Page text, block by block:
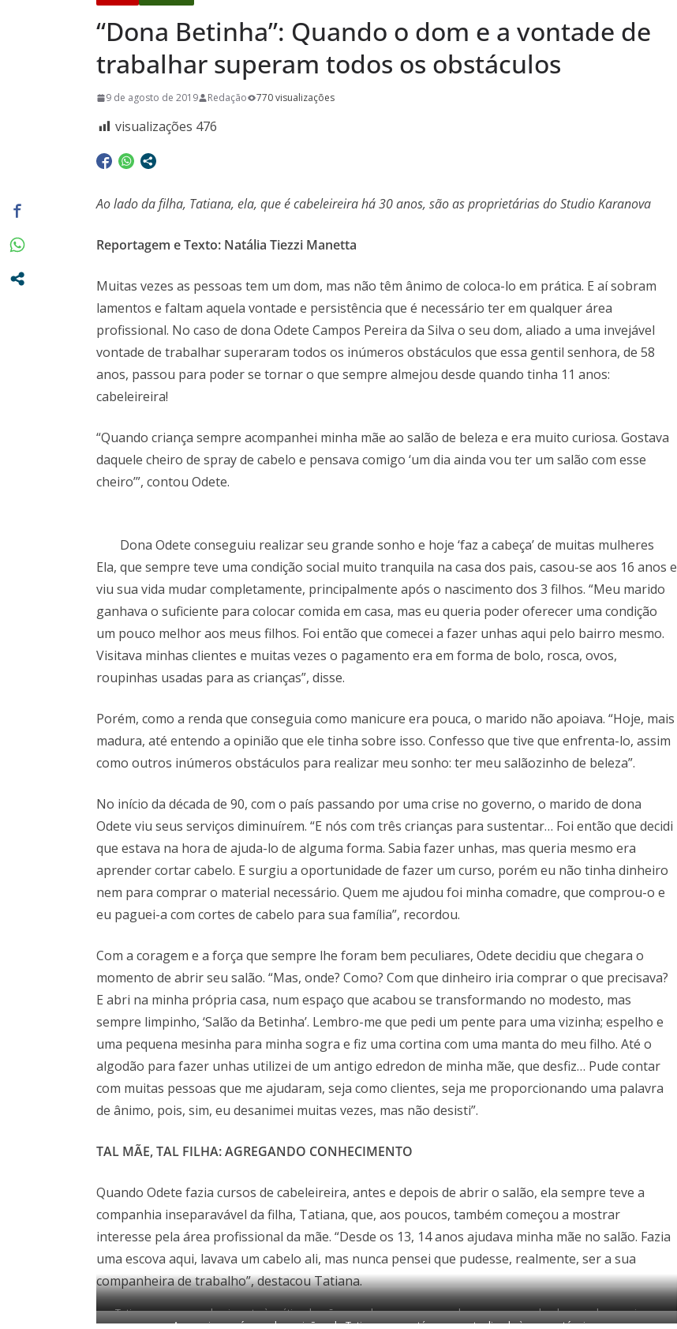
conquistas aos Comerciários
A Crônica da Semana: Lúcia
Vitto – Memória viva da Arte
e de muitas Semanas
“Dona Betinha”: Quando o dom e a vontade de
trabalhar superam todos os obstáculos
9 de agosto de 2019 Redação 770 visualizações
visualizações 476
Ao lado da filha, Tatiana, ela, que é cabeleireira há 30 anos, são as proprietárias do Studio Karanova
Reportagem e Texto: Natália Tiezzi Manetta
Muitas vezes as pessoas tem um dom, mas não têm ânimo de coloca-lo em prática. E aí sobram
lamentos e faltam aquela vontade e persistência que é necessário ter em qualquer área
profissional. No caso de dona Odete Campos Pereira da Silva o seu dom, aliado a uma invejável
vontade de trabalhar superaram todos os inúmeros obstáculos que essa gentil senhora, de 58
anos, passou para poder se tornar o que sempre almejou desde quando tinha 11 anos:
cabeleireira!
“Quando criança sempre acompanhei minha mãe ao salão de beleza e era muito curiosa. Gostava
daquele cheiro de spray de cabelo e pensava comigo ‘um dia ainda vou ter um salão com esse
cheiro’”, contou Odete.
Dona Odete conseguiu realizar seu grande sonho e hoje ‘faz a cabeça’ de muitas mulheres
Ela, que sempre teve uma condição social muito tranquila na casa dos pais, casou-se aos 16 anos e
viu sua vida mudar completamente, principalmente após o nascimento dos 3 filhos. “Meu marido
ganhava o suficiente para colocar comida em casa, mas eu queria poder oferecer uma condição
um pouco melhor aos meus filhos. Foi então que comecei a fazer unhas aqui pelo bairro mesmo.
Visitava minhas clientes e muitas vezes o pagamento era em forma de bolo, rosca, ovos,
roupinhas usadas para as crianças”, disse.
Porém, como a renda que conseguia como manicure era pouca, o marido não apoiava. “Hoje, mais
madura, até entendo a opinião que ele tinha sobre isso. Confesso que tive que enfrenta-lo, assim
como outros inúmeros obstáculos para realizar meu sonho: ter meu salãozinho de beleza”.
No início da década de 90, com o país passando por uma crise no governo, o marido de dona
Odete viu seus serviços diminuírem. “E nós com três crianças para sustentar… Foi então que decidi
que estava na hora de ajuda-lo de alguma forma. Sabia fazer unhas, mas queria mesmo era
aprender cortar cabelo. E surgiu a oportunidade de fazer um curso, porém eu não tinha dinheiro
nem para comprar o material necessário. Quem me ajudou foi minha comadre, que comprou-o e
eu paguei-a com cortes de cabelo para sua família”, recordou.
Com a coragem e a força que sempre lhe foram bem peculiares, Odete decidiu que chegara o
momento de abrir seu salão. “Mas, onde? Como? Com que dinheiro iria comprar o que precisava?
E abri na minha própria casa, num espaço que acabou se transformando no modesto, mas
sempre limpinho, ‘Salão da Betinha’. Lembro-me que pedi um pente para uma vizinha; espelho e
uma pequena mesinha para minha sogra e fiz uma cortina com uma manta do meu filho. Até o
algodão para fazer unhas utilizei de um antigo edredon de minha mãe, que desfiz… Pude contar
com muitas pessoas que me ajudaram, seja como clientes, seja me proporcionando uma palavra
de ânimo, pois, sim, eu desanimei muitas vezes, mas não desisti”.
TAL MÃE, TAL FILHA: AGREGANDO CONHECIMENTO
Quando Odete fazia cursos de cabeleireira, antes e depois de abrir o salão, ela sempre teve a
companhia inseparavável da filha, Tatiana, que, aos poucos, também começou a mostrar
interesse pela área profissional da mãe. “Desde os 13, 14 anos ajudava minha mãe no salão. Fazia
uma escova aqui, lavava um cabelo ali, mas nunca pensei que pudesse, realmente, ser a sua
companheira de trabalho”, destacou Tatiana.
Tatiana agregou conhecimento à prática da mãe, a qual sempre acompanhou nos cursos desde quando era criança
A maquiagem é uma das paixões de Tatiana, que está sempre atualizada às novas técnicas